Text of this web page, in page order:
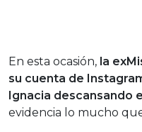
En esta ocasión, la
su cuenta de
Ignacia descansando
evidencia lo mucho